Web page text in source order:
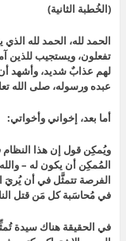
(الخُطبة الثانية)
الحمد لله، الحمد لله
تفعلون، ويستجيب للذين
لهم عذابٌ شديد، وأشهد أن
عبده ورسوله، صلى الله
أما بعد، إخواني وأخواتي:
ويُمكِن قول إن هذا النظام
المُمكِن أن يكون له –
الفرصة تتمثَّل في أن
في مُحاسَبة كل مَن قتل
في الحقيقة هناك سيدة